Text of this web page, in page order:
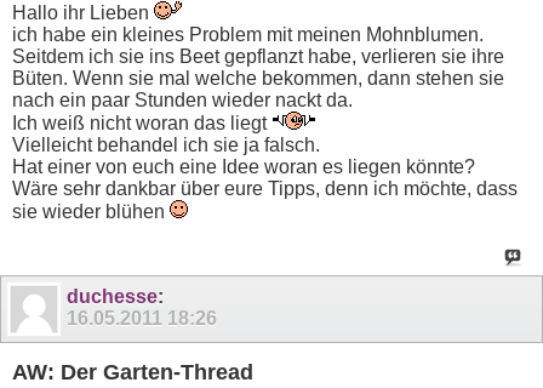
Hallo ihr Lieben
ich habe ein kleines Problem mit meinen Mohnblumen.
Seitdem ich sie ins Beet gepflanzt habe, verlieren sie ihre
Büten. Wenn sie mal welche bekommen, dann stehen sie
nach ein paar Stunden wieder nackt da.
Ich weiß nicht woran das liegt
Vielleicht behandel ich sie ja falsch.
Hat einer von euch eine Idee woran es liegen könnte?
Wäre sehr dankbar über eure Tipps, denn ich möchte, dass
sie wieder blühen
duchesse:
16.05.2011 18:26
AW: Der Garten-Thread